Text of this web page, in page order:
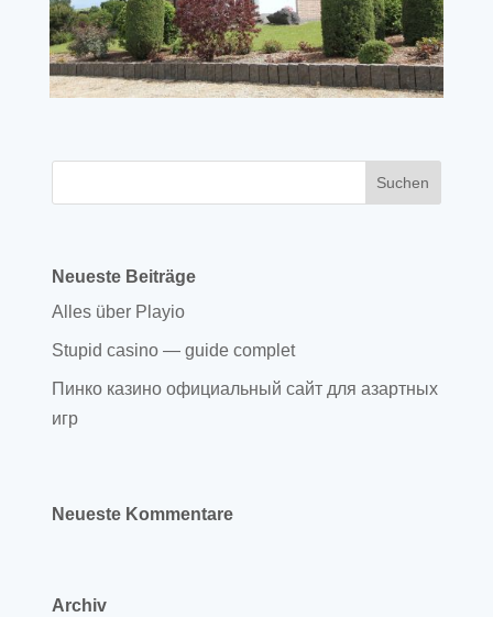
Neueste Beiträge
Alles über Playio
Stupid casino — guide complet
Пинко казино официальный сайт для азартных
игр
Neueste Kommentare
Archiv